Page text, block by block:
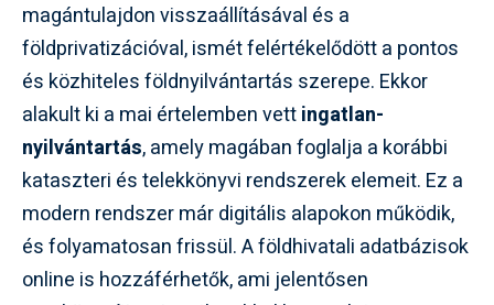
magántulajdon visszaállításával és a
földprivatizációval, ismét felértékelődött a pontos
és közhiteles földnyilvántartás szerepe. Ekkor
alakult ki a mai értelemben vettingatlan-
nyilvántartás, amely magában foglalja a korábbi
kataszteri és telekkönyvi rendszerek elemeit. Ez a
modern rendszer már digitális alapokon működik,
és folyamatosan frissül. A földhivatali adatbázisok
online is hozzáférhetők, ami jelentősen